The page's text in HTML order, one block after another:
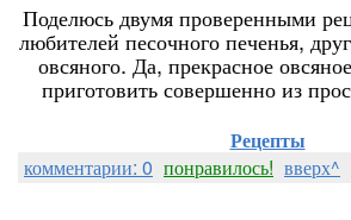
Поделюсь двумя проверенными
любителей песочного печенья,
овсяного. Да, прекрасное
приготовить совершенно из
Рецепты
комментарии: 0 понравилось! вверх^